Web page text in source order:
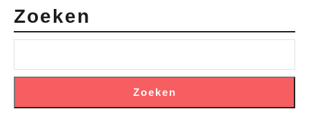
post:
Zoeken
Zoeken